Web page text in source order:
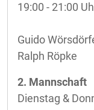
19:00 - 21:00
Guido
Ralph Röpke
2. Mannschaft
Dienstag &